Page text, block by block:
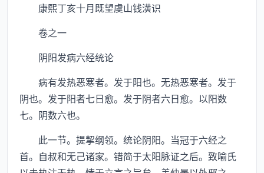
康熙丁亥十月既望虞山钱潢识
卷之一
阴阳发病六经统论
病有发热恶寒者。发于阳也。无热恶寒者。发于
阴也。发于阳者七日愈。发于阴者六日愈。以阳数
七。阴数六也。
此一节。提挈纲领。统论阴阳。当冠于六经之
首。自叔和无己诸家。错简于太阳脉证之后。致喻氏